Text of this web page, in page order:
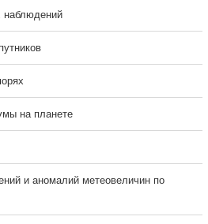
наблюдений
на планете
и аномалий метеовеличин по